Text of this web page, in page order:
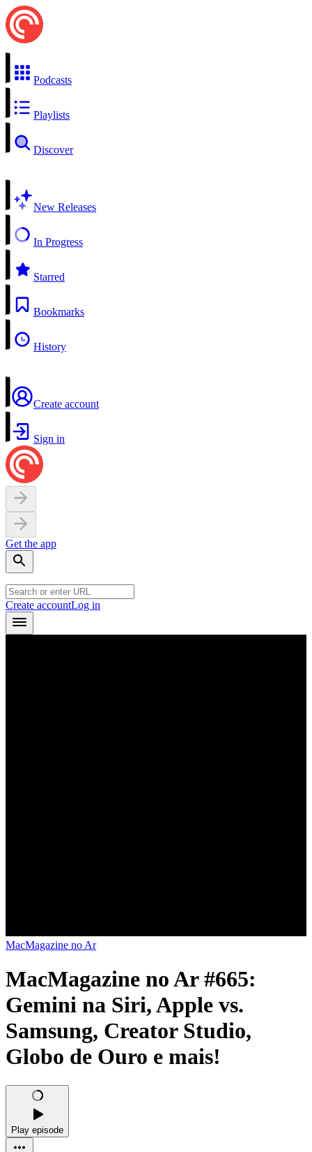
Podcasts
Playlists
Discover
New Releases
In Progress
Starred
Bookmarks
History
Create account
Sign in
Get the app
Create accountLog in
MacMagazine no Ar
MacMagazine no Ar #665:
Gemini na Siri, Apple vs.
Samsung, Creator Studio,
Globo de Ouro e mais!
Play episode